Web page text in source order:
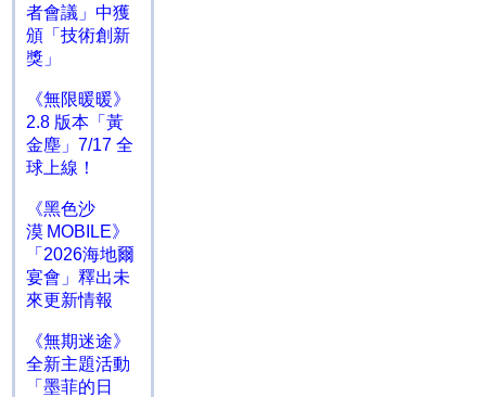
者會議」中獲
頒「技術創新
獎」
《無限暖暖》
2.8 版本「黃
金塵」7/17 全
球上線！
《黑色沙
漠 MOBILE》
「2026海地爾
宴會」釋出未
來更新情報
《無期迷途》
全新主題活動
「墨菲的日